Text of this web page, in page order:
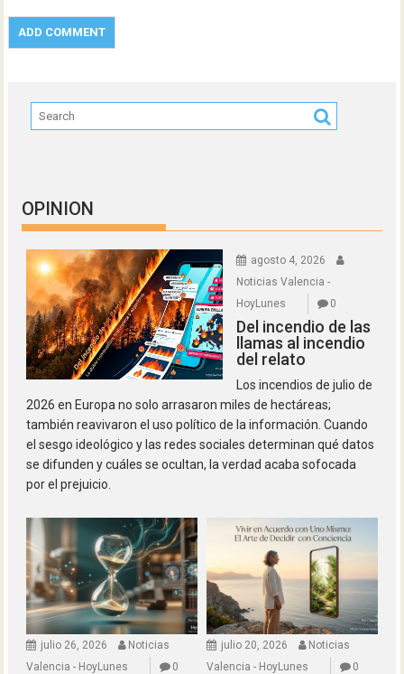
OPINION
agosto 4, 2026
Noticias Valencia -
HoyLunes
0
Del incendio de las
llamas al incendio
del relato
Los incendios de julio de
2026 en Europa no solo arrasaron miles de hectáreas;
también reavivaron el uso político de la información. Cuando
el sesgo ideológico y las redes sociales determinan qué datos
se difunden y cuáles se ocultan, la verdad acaba sofocada
por el prejuicio.
julio 26, 2026
Noticias
Valencia - HoyLunes
0
julio 20, 2026
Noticias
Valencia - HoyLunes
0